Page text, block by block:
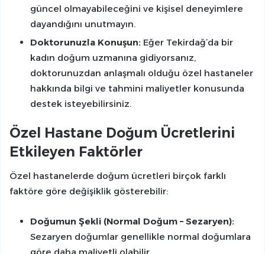
güncel olmayabileceğini ve kişisel deneyimlere
dayandığını unutmayın.
Doktorunuzla Konuşun: Eğer Tekirdağ’da bir
kadın doğum uzmanına gidiyorsanız,
doktorunuzdan anlaşmalı olduğu özel hastaneler
hakkında bilgi ve tahmini maliyetler konusunda
destek isteyebilirsiniz.
Özel Hastane Doğum Ücretlerini
Etkileyen Faktörler
Özel hastanelerde doğum ücretleri birçok farklı
faktöre göre değişiklik gösterebilir:
Doğumun Şekli (Normal Doğum – Sezaryen):
Sezaryen doğumlar genellikle normal doğumlara